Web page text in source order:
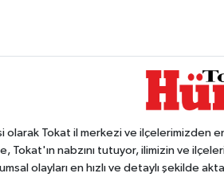
Tokat il merkezi ve ilçelerimizden
Tokat'ın nabzını tutuyor, ilimizin ve
olayları en hızlı ve detaylı şekilde